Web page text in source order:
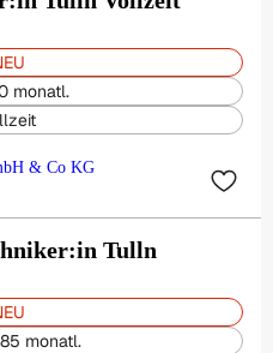
monatl.
& Co KG
Tulln
monatl.